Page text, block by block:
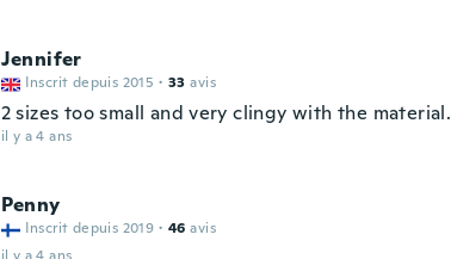
Jennifer
Inscrit depuis 2015 · 33 avis
2 sizes too small and very clingy with the material.
il y a 4 ans
Penny
Inscrit depuis 2019 · 46 avis